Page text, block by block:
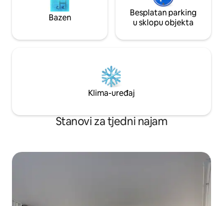
Bazen
Besplatan parking
u sklopu objekta
Klima-uređaj
Stanovi za tjedni najam